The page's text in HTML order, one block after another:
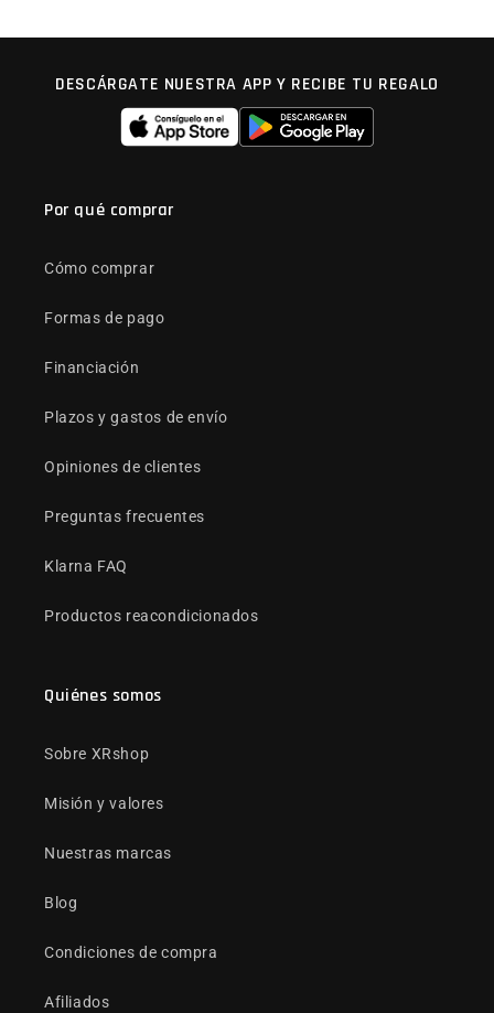
DESCÁRGATE NUESTRA APP Y RECIBE TU REGALO
Por qué comprar
Cómo comprar
Formas de pago
Financiación
Plazos y gastos de envío
Opiniones de clientes
Preguntas frecuentes
Klarna FAQ
Productos reacondicionados
Quiénes somos
Sobre XRshop
Misión y valores
Nuestras marcas
Blog
Condiciones de compra
Afiliados